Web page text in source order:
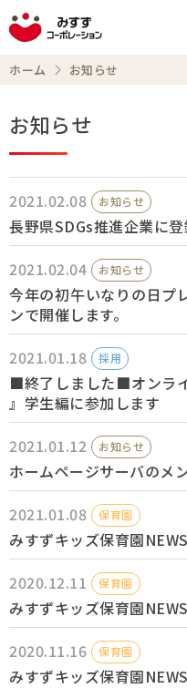
商品情報
知る・楽しむ
レシピ
お知らせ
企業情報
採用情報
Q&A
お問い合わせ
ホーム お知らせ
お知らせ
2021.02.08 お知らせ
長野県SDGs推進企業に
2021.02.04
お知らせ
今年の初午いなりの日プ
ンで開催します。
2021.01.18
採用
■終了しました■オンラ
』学生編に参加します
2021.01.12
お知らせ
ホームページサーバのメ
2021.01.08
保育園
みすずキッズ保育園
2020.12.11
保育園
みすずキッズ保育園
2020.11.16
保育園
みすずキッズ保育園